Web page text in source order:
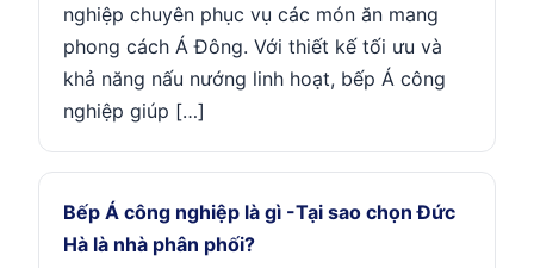
nghiệp chuyên phục vụ các món ăn mang
phong cách Á Đông. Với thiết kế tối ưu và
khả năng nấu nướng linh hoạt, bếp Á công
nghiệp giúp […]
Bếp Á công nghiệp là gì -Tại sao chọn Đức
Hà là nhà phân phối?